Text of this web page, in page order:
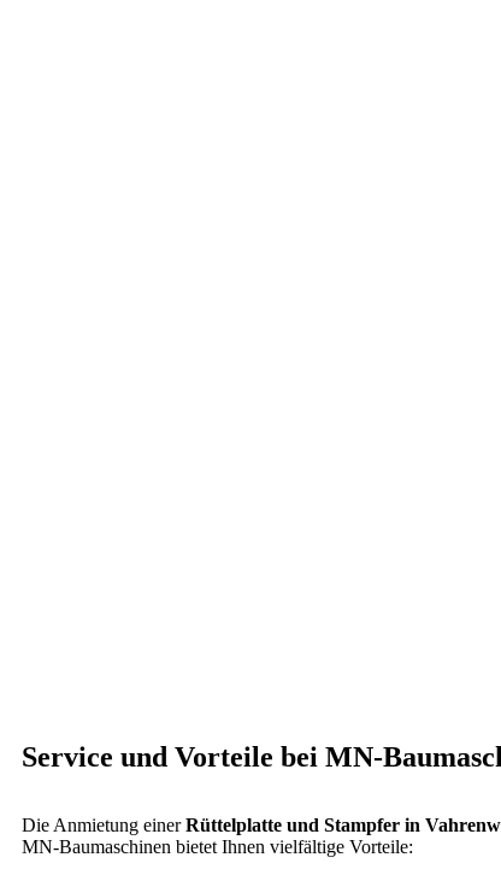
Service und Vorteile bei MN-
Die Anmietung einerRüttelplatte und Stampfer in
MN-Baumaschinen bietet Ihnen vielfältige Vorteile: